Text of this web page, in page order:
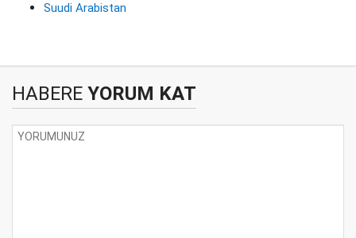
Suudi Arabistan
HABERE YORUM KAT